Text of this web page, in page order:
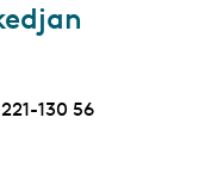
130 56